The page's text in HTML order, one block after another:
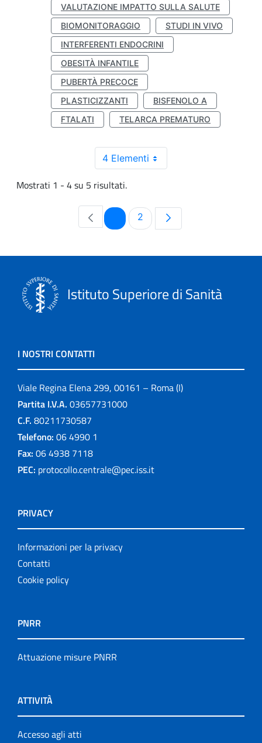
VALUTAZIONE IMPATTO SULLA SALUTE
BIOMONITORAGGIO
STUDI IN VIVO
INTERFERENTI ENDOCRINI
OBESITÀ INFANTILE
PUBERTÀ PRECOCE
PLASTICIZZANTI
BISFENOLO A
FTALATI
TELARCA PREMATURO
4 Elementi
Mostrati 1 - 4 su 5 risultati.
PaginaPagina
2
Istituto Superiore di Sanità
I NOSTRI CONTATTI
Viale Regina Elena 299, 00161 – Roma (I)
Partita I.V.A. 03657731000
C.F. 80211730587
Telefono: 06 4990 1
Fax: 06 4938 7118
PEC: protocollo.centrale@pec.iss.it
PRIVACY
Informazioni per la privacy
Contatti
Cookie policy
PNRR
Attuazione misure PNRR
ATTIVITÀ
Accesso agli atti